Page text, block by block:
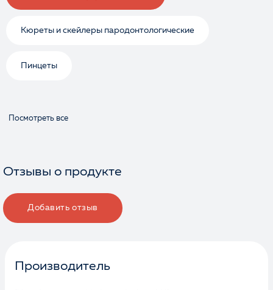
Кюреты и скейлеры пародонтологические
Пинцеты
Посмотреть все
Отзывы о продукте
Добавить отзыв
Производитель